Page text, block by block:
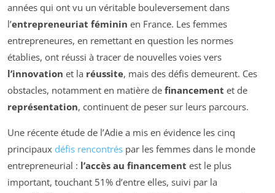
années qui ont vu un véritable bouleversement dans
l’entrepreneuriat féminin en France. Les femmes
entrepreneures, en remettant en question les normes
établies, ont réussi à tracer de nouvelles voies vers
l’innovation et la réussite, mais des défis demeurent. Ces
obstacles, notamment en matière de financement et de
représentation, continuent de peser sur leurs parcours.
Une récente étude de l’Adie a mis en évidence les cinq
principaux défis rencontrés par les femmes dans le monde
entrepreneurial : l’accès au financement est le plus
important, touchant 51% d’entre elles, suivi par la